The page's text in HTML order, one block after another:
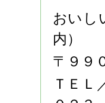
おいし
内）
〒９９
ＴＥ